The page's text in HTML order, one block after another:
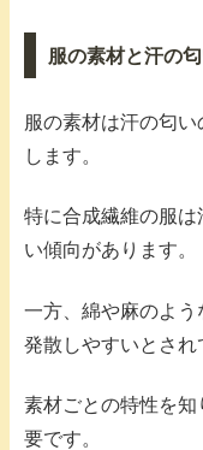
服の素材と汗の
服の素材は汗の匂
します。
特に合成繊維の服
い傾向があります。
一方、綿や麻のよ
発散しやすいとされ
素材ごとの特性を
要です。